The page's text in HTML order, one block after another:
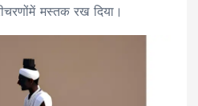
मस्तक रख दिया।